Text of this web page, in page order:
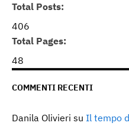
Total Posts:
406
Total Pages:
48
COMMENTI RECENTI
Danila Olivieri su Il tempo